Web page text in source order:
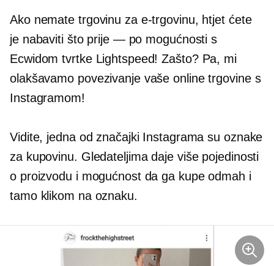
Ako nemate trgovinu za e-trgovinu, htjet ćete
je nabaviti što prije — po mogućnosti s
Ecwidom tvrtke Lightspeed! Zašto? Pa, mi
olakšavamo povezivanje vaše online trgovine s
Instagramom!
Vidite, jedna od značajki Instagrama su oznake
za kupovinu. Gledateljima daje više pojedinosti
o proizvodu i mogućnost da ga kupe odmah i
tamo klikom na oznaku.